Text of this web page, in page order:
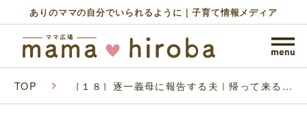
ありのママの自分でいられるように｜子育て情報メディア
TOP ［１８］逐一義母に報告する夫｜帰って来るな
といちいち同調する義母